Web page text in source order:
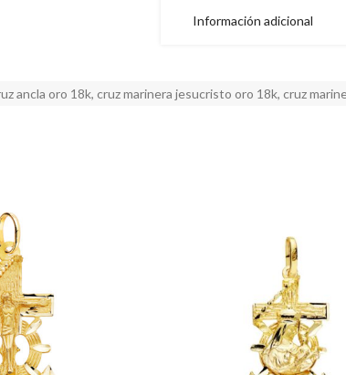
Información adicional
ancla oro 18k, cruz marinera jesucristo oro 18k, cruz